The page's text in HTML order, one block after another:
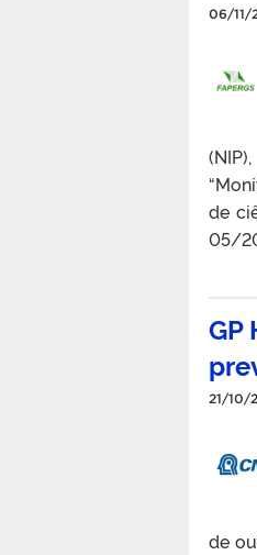
06/11/
de
05/
GP
21/10/
de